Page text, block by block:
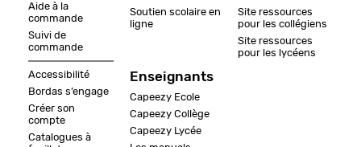
Aide à la
commande
Suivi de
commande
Accessibilité
Bordas s’engage
Créer son
compte
Catalogues à
Soutien scolaire en
ligne
Enseignants
Capeezy Ecole
Capeezy Collège
Capeezy Lycée
Site ressources
pour les collégiens
Site ressources
pour les lycéens